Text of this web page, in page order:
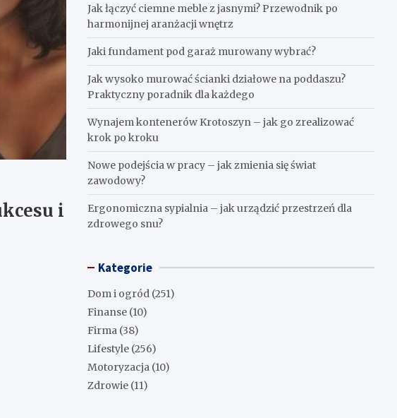
i
Jak łączyć ciemne meble z jasnymi? Przewodnik po
harmonijnej aranżacji wnętrz
Jaki fundament pod garaż murowany wybrać?
Jak wysoko murować ścianki działowe na poddaszu?
Praktyczny poradnik dla każdego
Wynajem kontenerów Krotoszyn – jak go zrealizować
krok po kroku
Nowe podejścia w pracy – jak zmienia się świat
zawodowy?
Ergonomiczna sypialnia – jak urządzić przestrzeń dla
zdrowego snu?
Kategorie
Dom i ogród (251)
Finanse (10)
Firma (38)
Lifestyle (256)
Motoryzacja (10)
Zdrowie (11)